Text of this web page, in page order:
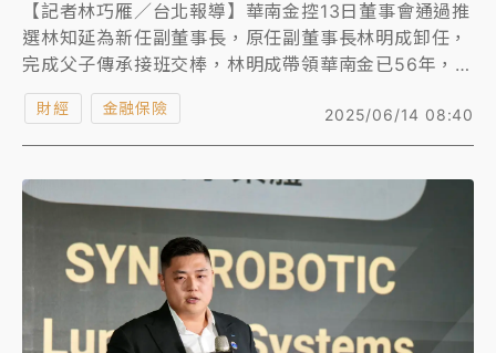
【記者林巧雁／台北報導】華南金控13日董事會通過推
選林知延為新任副董事長，原任副董事長林明成卸任，
完成父子傳承接班交棒，林明成帶領華南金已56年，順
利完成華南金民股世代交替。
2025/06/14 08:40
財經 金融保險